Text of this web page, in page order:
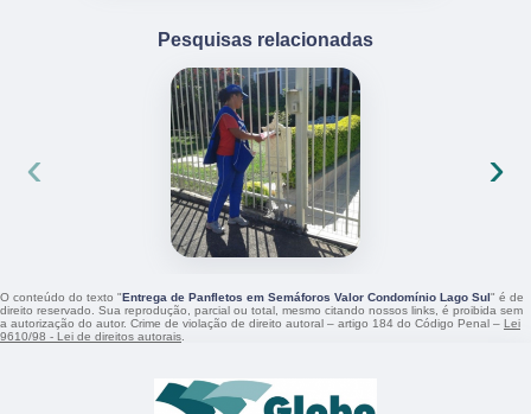
Pesquisas relacionadas
‹ ›
O conteúdo do texto "Entrega de Panfletos em Semáforos Valor Condomínio Lago Sul" é de
direito reservado. Sua reprodução, parcial ou total, mesmo citando nossos links, é proibida sem
a autorização do autor. Crime de violação de direito autoral – artigo 184 do Código Penal – Lei
9610/98 - Lei de direitos autorais.